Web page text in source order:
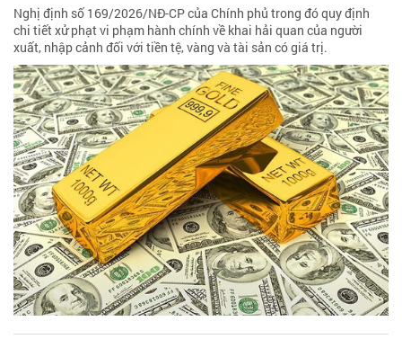
Nghị định số 169/2026/NĐ-CP của Chính phủ trong đó quy định
chi tiết xử phạt vi phạm hành chính về khai hải quan của người
xuất, nhập cảnh đối với tiền tệ, vàng và tài sản có giá trị.